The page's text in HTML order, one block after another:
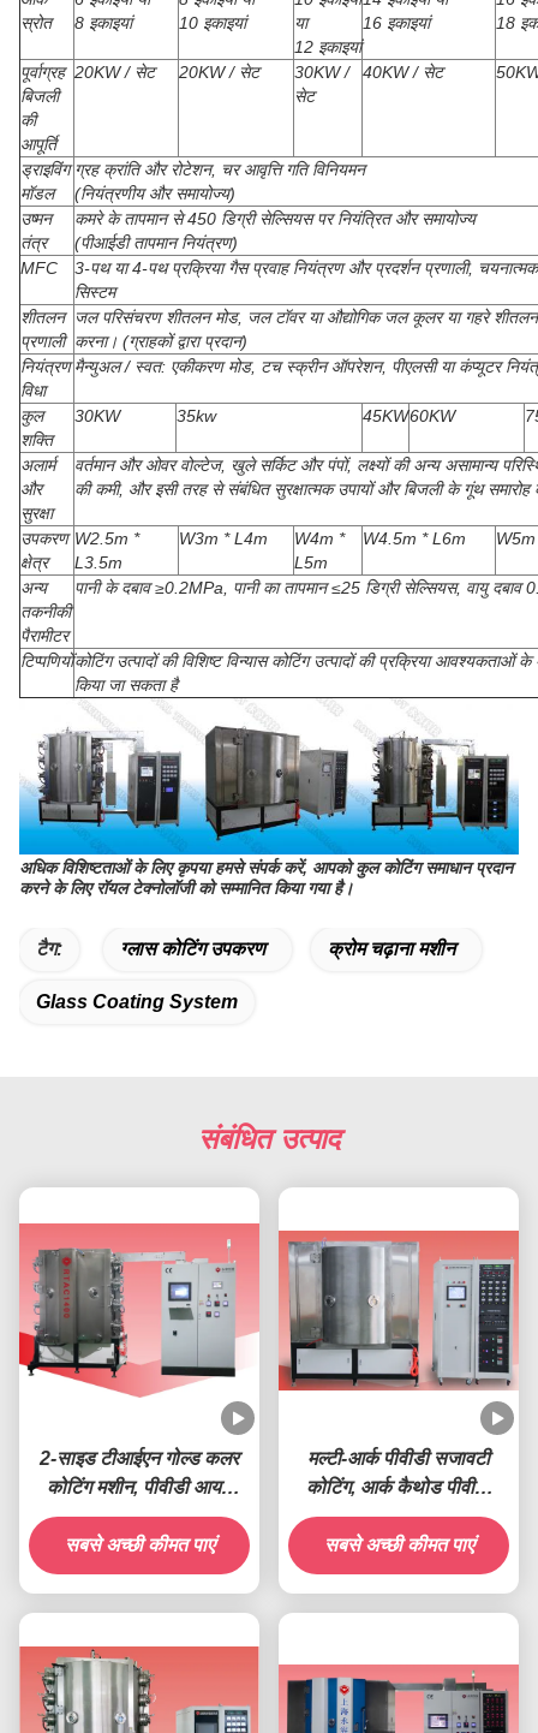
स्रोत
8 इकाइयां
10 इकाइयां
या
12 इकाइयां
16 इकाइयां
18
पूर्वाग्रह
बिजली
की
आपूर्ति
20KW / सेट 20KW / सेट
30KW /
सेट
40KW / सेट
ड्राइविंग
मॉडल
ग्रह क्रांति और रोटेशन, चर आवृत्ति गति विनियमन
(नियंत्रणीय और समायोज्य)
उष्मन
तंत्र
कमरे के तापमान से 450 डिग्री सेल्सियस पर नियंत्रित और समायोज्य
(पीआईडी ​​तापमान नियंत्रण)
MFC
3-पथ या 4-पथ प्रक्रिया गैस प्रवाह नियंत्रण और प्रदर्शन प्रणाली,
सिस्टम
शीतलन
प्रणाली
जल परिसंचरण शीतलन मोड, जल टॉवर या औद्योगिक जल कूलर या गहरे शीतलन
करना। (ग्राहकों द्वारा प्रदान)
नियंत्रण
विधा
मैन्युअल / स्वत: एकीकरण मोड, टच स्क्रीन ऑपरेशन, पीएलसी या कंप्यूटर
कुल
शक्ति
30KW 35kw 45KW60KW
अलार्म
और
सुरक्षा
वर्तमान और ओवर वोल्टेज, खुले सर्किट और पंपों, लक्ष्यों की अन्य असामान्य
की कमी, और इसी तरह से संबंधित सुरक्षात्मक उपायों और बिजली के गूंथ समारोह
उपकरण
क्षेत्र
W2.5m *
L3.5m
W3m * L4m
W4m *
L5m
W4.5m * L6m
अन्य
तकनीकी
पैरामीटर
पानी के दबाव ≥0.2MPa, पानी का तापमान ≤25 डिग्री सेल्सियस, वायु
टिप्पणियोंकोटिंग उत्पादों की विशिष्ट विन्यास कोटिंग उत्पादों की प्रक्रिया आवश्यकताओं
किया जा सकता है
अधिक विशिष्टताओं के लिए कृपया हमसे संपर्क करें, आपको कुल कोटिंग समाधान प्रदान
करने के लिए रॉयल टेक्नोलॉजी को सम्मानित किया गया है।
टैग: ग्लास कोटिंग उपकरण क्रोम चढ़ाना मशीन
Glass Coating System
संबंधित उत्पाद
2-साइड टीआईएन गोल्ड कलर
कोटिंग मशीन, पीवीडी आयन
कोटिंग मशीन
सबसे अच्छी कीमत पाएं
मल्टी-आर्क पीवीडी सजावटी
कोटिंग, आर्क कैथोड पीवीडी
ग्लास कोटिंग मशीन, ग्लास
फूलदान इंद्रधनुष पीवीडी कोटिंग
सबसे अच्छी कीमत पाएं